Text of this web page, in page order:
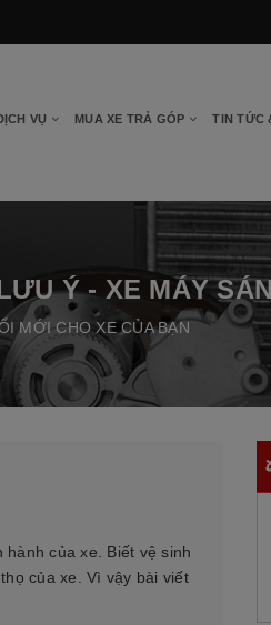
VỤ MUA XE TRẢ GÓP TIN TỨC
Ý - XE MÁY
MỚI CHO XE CỦA BẠN
của xe. Biết vệ sinh
của xe. Vì vậy bài viết